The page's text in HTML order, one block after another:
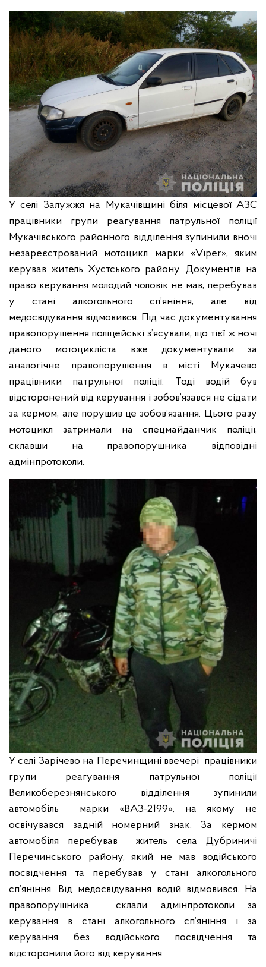
У селі Залужжя на Мукачівщині біля місцевої АЗС
працівники групи реагування патрульної поліції
Мукачівського районного відділення зупинили вночі
незареєстрований мотоцикл марки «Vірer», яким
керував житель Хустського району. Документів на
право керування молодий чоловік не мав, перебував
у стані алкогольного сп’яніння, але від
медосвідування відмовився. Під час документування
правопорушення поліцейські з’ясували, що тієї ж ночі
даного мотоцикліста вже документували за
аналогічне правопорушення в місті Мукачево
працівники патрульної поліції. Тоді водій був
відсторонений від керування і зобов’язався не сідати
за кермом, але порушив це зобов’язання. Цього разу
мотоцикл затримали на спецмайданчик поліції,
склавши на правопорушника відповідні
адмінпротоколи.
У селі Зарічево на Перечинщині ввечері працівники
групи реагування патрульної поліції
Великоберезнянського відділення зупинили
автомобіль марки «ВАЗ-2199», на якому не
освічувався задній номерний знак. За кермом
автомобіля перебував житель села Дубриничі
Перечинського району, який не мав водійського
посвідчення та перебував у стані алкогольного
сп’яніння. Від медосвідування водій відмовився. На
правопорушника склали адмінпротоколи за
керування в стані алкогольного сп’яніння і за
керування без водійського посвідчення та
відсторонили його від керування.